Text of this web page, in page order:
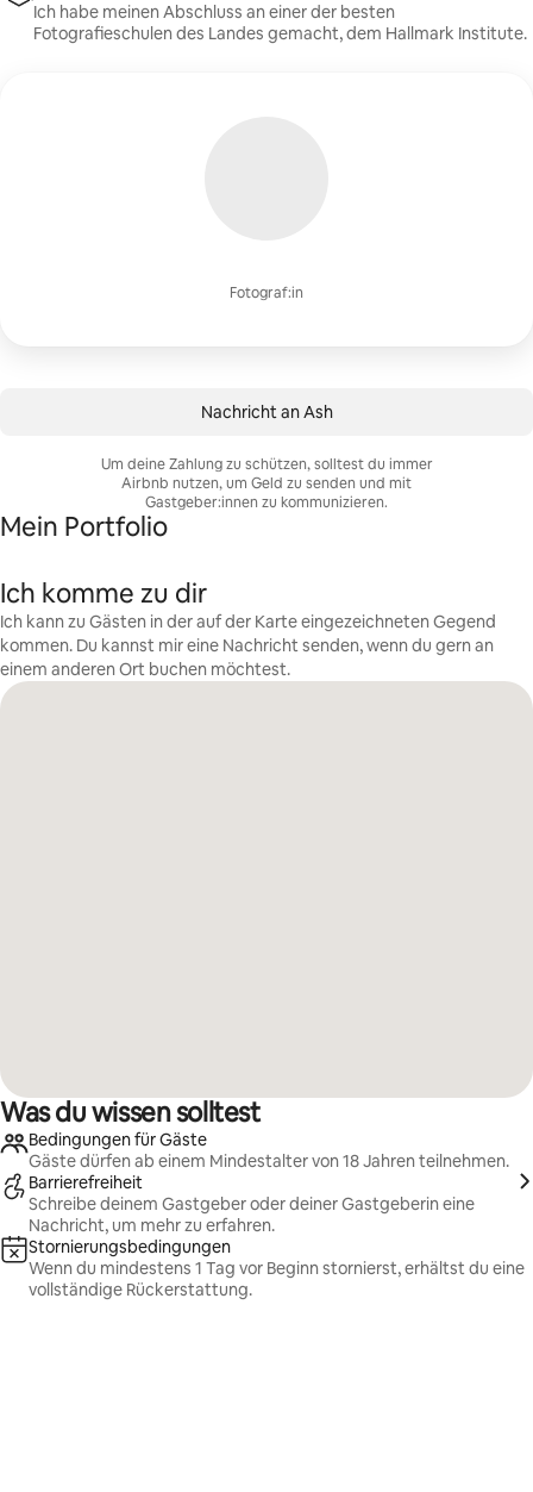
Fotograf:in
Ich habe meinen Abschluss an einer der besten
Fotografieschulen des Landes gemacht, dem Hallmark Institute.
Nachricht an Ash
Um deine Zahlung zu schützen, solltest du immer
Airbnb nutzen, um Geld zu senden und mit
Gastgeber:innen zu kommunizieren.
Mein Portfolio
Ich komme zu dir
Ich kann zu Gästen in der auf der Karte eingezeichneten Gegend
kommen. Du kannst mir eine Nachricht senden, wenn du gern an
einem anderen Ort buchen möchtest.
Was du wissen solltest
Bedingungen für Gäste
Gäste dürfen ab einem Mindestalter von 18 Jahren teilnehmen.
Barrierefreiheit
Schreibe deinem Gastgeber oder deiner Gastgeberin eine
Nachricht, um mehr zu erfahren.
Stornierungsbedingungen
Wenn du mindestens 1 Tag vor Beginn stornierst, erhältst du eine
vollständige Rückerstattung.